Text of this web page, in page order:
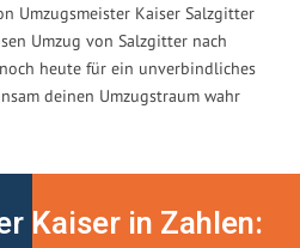
Umzugsmeister Kaiser Salzgitter
Umzug von Salzgitter nach
heute für ein unverbindliches
deinen Umzugstraum wahr
Kaiser in Zahlen: